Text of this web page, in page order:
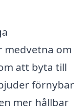
medvetna om
att byta till
förnybar
mer hållbar